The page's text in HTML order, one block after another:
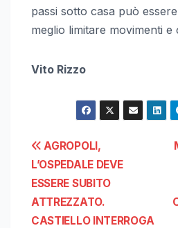
passi sotto casa può
meglio limitare movimenti e
Vito Rizzo
Navigazione
articoli
AGROPOLI,
L’OSPEDALE DEVE
ESSERE SUBITO
ATTREZZATO.
CASTIELLO INTERROGA